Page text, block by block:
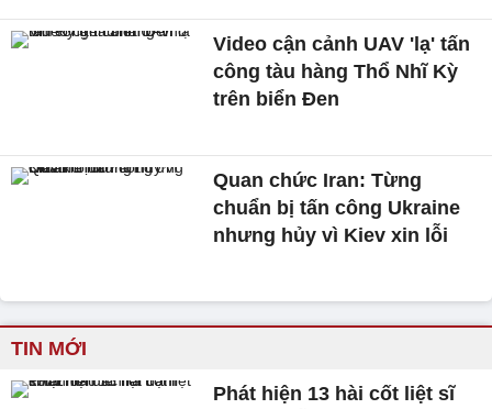
Video cận cảnh UAV 'lạ' tấn
công tàu hàng Thổ Nhĩ Kỳ
trên biển Đen
Quan chức Iran: Từng
chuẩn bị tấn công Ukraine
nhưng hủy vì Kiev xin lỗi
TIN MỚI
Phát hiện 13 hài cốt liệt sĩ